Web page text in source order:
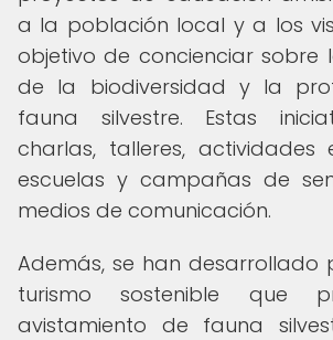
a la población local y a los
objetivo de concienciar sobre
de la biodiversidad y la
fauna silvestre. Estas
charlas, talleres, actividades
escuelas y campañas de
medios de comunicación.
Además, se han desarrollado
turismo sostenible que
avistamiento de fauna